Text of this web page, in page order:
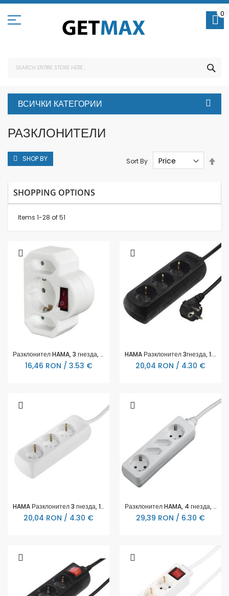
Skip
Content
0
ВСИЧКИ КАТЕГОРИИ
РАЗКЛОНИТЕЛИ
Items 1-28 of51
Sort By
Разклонител HAMA, 3 гнезда, 108846
16,46 RON / 3.53 €
HAMA Разклонител 3гнезда, 1.4м,черен
20,04 RON / 4.30 €
HAMA Разклонител 3 гнезда, 1.4м, бял
20,04 RON / 4.30 €
Разклонител HAMA, 4 гнезда, 121921
29,39 RON / 6.30 €
SHOP BY
SHOPPING OPTIONS